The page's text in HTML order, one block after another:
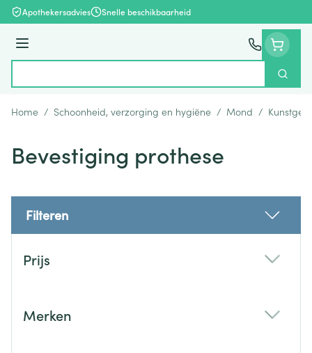
Ga naar de inhoud
Apothekersadvies Snelle beschikbaarheid
Menu
Zoek
Home / Schoonheid, verzorging en hygiëne / Mond /
Bevestiging prothese
Filteren
Prijs
Merken